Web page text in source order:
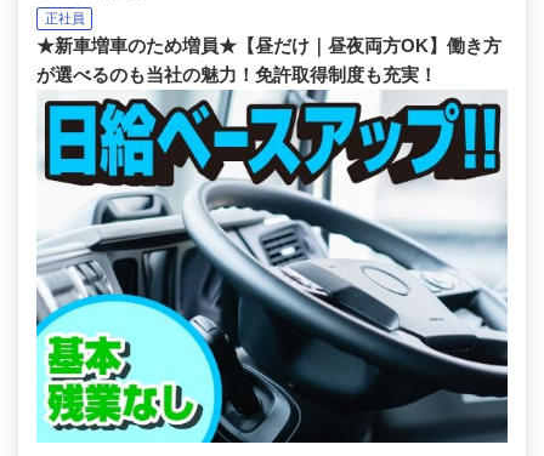
正社員
★新車増車のため増員★【昼だけ｜昼夜両方OK】働き方
が選べるのも当社の魅力！免許取得制度も充実！